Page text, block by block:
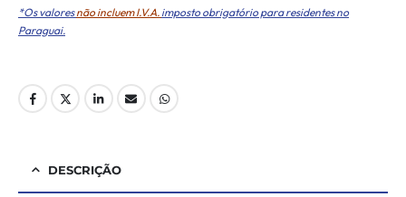
*Os valoresnão incluem I.V.A. imposto obrigatório para residentes no
Paraguai.
DESCRIÇÃO